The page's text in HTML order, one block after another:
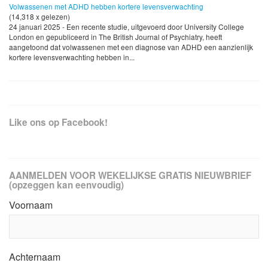
Volwassenen met ADHD hebben kortere levensverwachting
(14,318 x gelezen)
24 januari 2025 - Een recente studie, uitgevoerd door University College
London en gepubliceerd in The British Journal of Psychiatry, heeft
aangetoond dat volwassenen met een diagnose van ADHD een aanzienlijk
kortere levensverwachting hebben in...
Like ons op Facebook!
AANMELDEN VOOR WEKELIJKSE GRATIS NIEUWBRIEF
(opzeggen kan eenvoudig)
Voornaam
Achternaam